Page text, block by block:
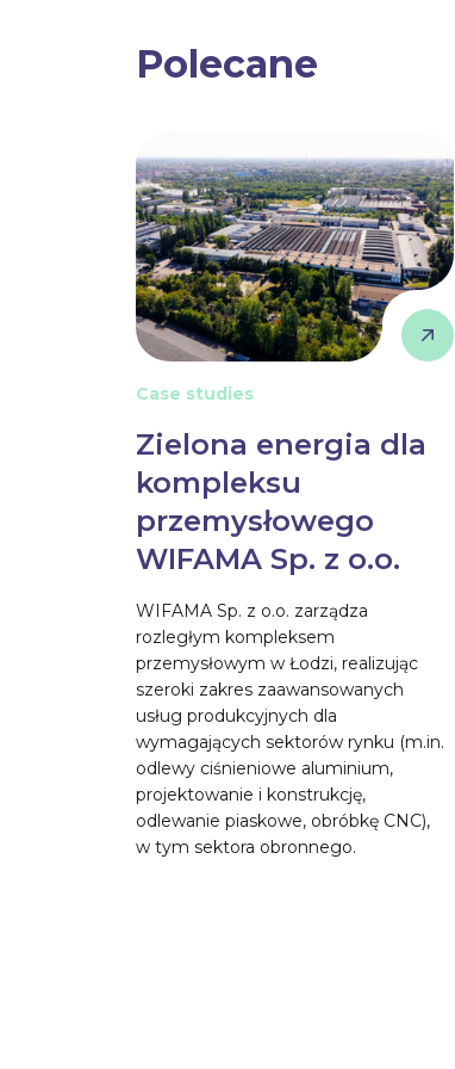
Polecane
Case studies
Zielona energia dla
kompleksu
przemysłowego
WIFAMA Sp. z o.o.
WIFAMA Sp. z o.o. zarządza
rozległym kompleksem
przemysłowym w Łodzi, realizując
szeroki zakres zaawansowanych
usług produkcyjnych dla
wymagających sektorów rynku (m.in.
odlewy ciśnieniowe aluminium,
projektowanie i konstrukcję,
odlewanie piaskowe, obróbkę CNC),
w tym sektora obronnego.